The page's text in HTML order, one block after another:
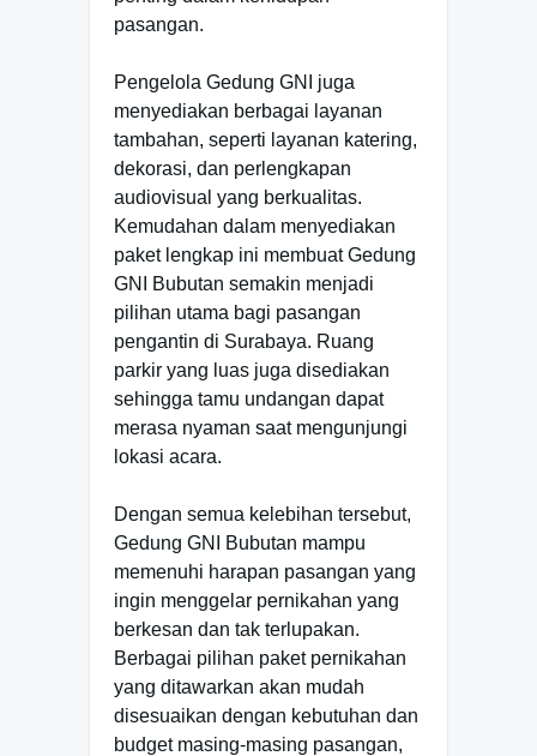
pasangan.
Pengelola Gedung GNI juga
menyediakan berbagai layanan
tambahan, seperti layanan katering,
dekorasi, dan perlengkapan
audiovisual yang berkualitas.
Kemudahan dalam menyediakan
paket lengkap ini membuat Gedung
GNI Bubutan semakin menjadi
pilihan utama bagi pasangan
pengantin di Surabaya. Ruang
parkir yang luas juga disediakan
sehingga tamu undangan dapat
merasa nyaman saat mengunjungi
lokasi acara.
Dengan semua kelebihan tersebut,
Gedung GNI Bubutan mampu
memenuhi harapan pasangan yang
ingin menggelar pernikahan yang
berkesan dan tak terlupakan.
Berbagai pilihan paket pernikahan
yang ditawarkan akan mudah
disesuaikan dengan kebutuhan dan
budget masing-masing pasangan,